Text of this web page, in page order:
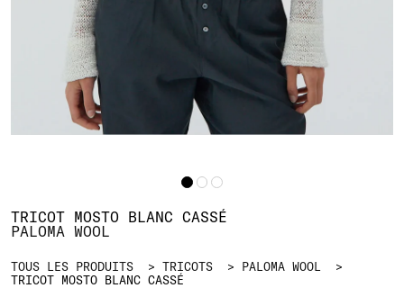
TOUS LES PRODUITS TRICOTS
PALOMA WOOL
TRICOT MOSTO BLANC CASSÉ
TRICOT MOSTO BLANC CASSÉ
PALOMA WOOL